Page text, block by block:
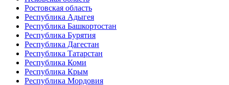
Ростовская область
Республика Адыгея
Республика Башкортостан
Республика Бурятия
Республика Дагестан
Республика Татарстан
Республика Коми
Республика Крым
Республика Мордовия